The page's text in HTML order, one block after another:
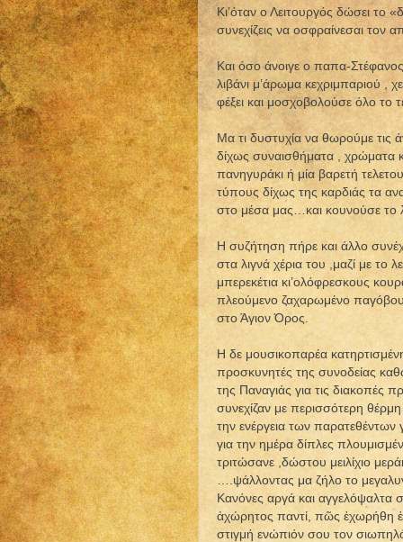
Κι’όταν ο Λειτουργός δώσει το
συνεχίζεις να οσφραίνεσαι
Και όσο άνοιγε ο παπα-Στέφανος
λιβάνι μ’άρωμα κεχριμπαριού ,
φέξει και μοσχοβολούσε όλο το
Μα τι δυστυχία να θωρούμε τις
δίχως συναισθήματα , χρώματα
πανηγυράκι ή μία βαρετή
τύπους δίχως της καρδιάς τα
στο μέσα μας…και κουνούσε το
Η συζήτηση πήρε και άλλο
στα λιγνά χέρια του ,μαζί με το
μπερεκέτια κι’ολόφρεσκους
πλεούμενο ζαχαρωμένο
στο Άγιον Όρος.
Η δε μουσικοπαρέα
προσκυνητές της συνοδείας
της Παναγιάς για τις διακοπές
συνεχίζαν με περισσότερη
την ενέργεια των
για την ημέρα δίπλες
τριτώσανε ,δώστου μειλίχιο
….ψάλλοντας μα ζήλο το
Κανόνες αργά και αγγελόψαλτα
ἀχώρητος παντί, πῶς ἐχωρήθη
στιγμή ενώπιόν σου τον